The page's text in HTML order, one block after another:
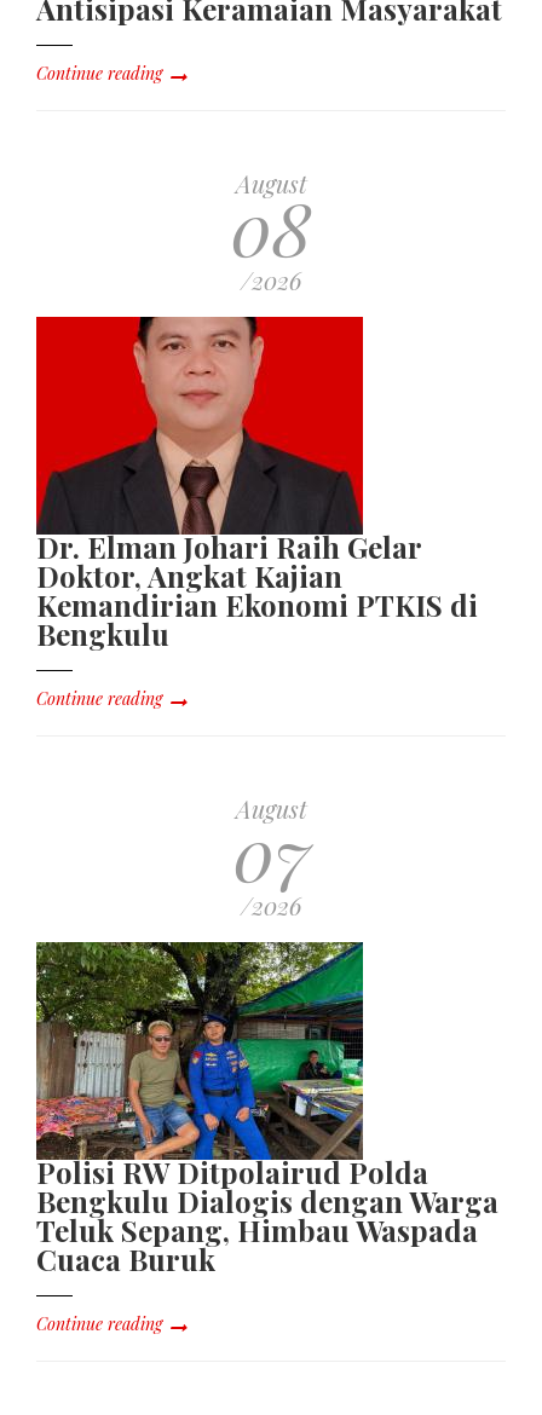
Antisipasi Keramaian Masyarakat
Continue reading
August
08
/2026
Dr. Elman Johari Raih Gelar
Doktor, Angkat Kajian
Kemandirian Ekonomi PTKIS di
Bengkulu
Continue reading
August
07
/2026
Polisi RW Ditpolairud Polda
Bengkulu Dialogis dengan Warga
Teluk Sepang, Himbau Waspada
Cuaca Buruk
Continue reading